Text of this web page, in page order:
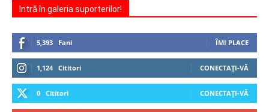
Intră în galeria suporterilor!
5,393 Fani ÎMI PLACE
1,124 Cititori CONECTAȚI-VĂ
0 Cititori CONECTAȚI-VĂ